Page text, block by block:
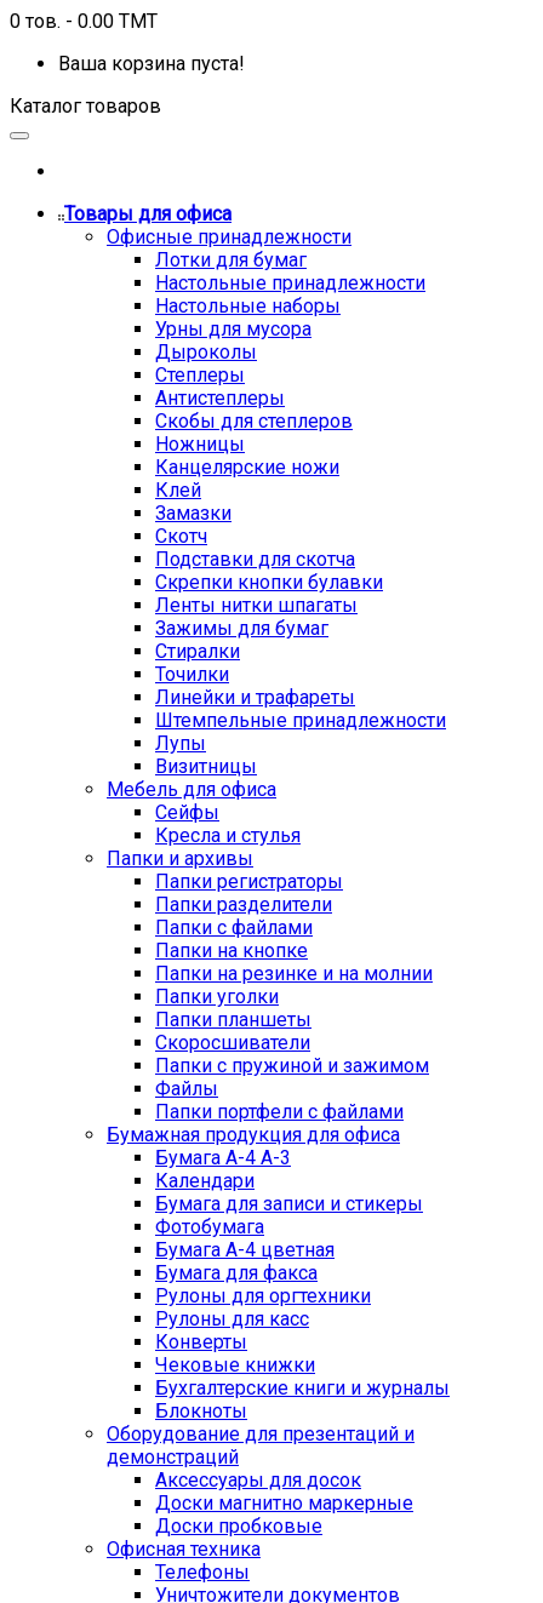
0 тов. - 0.00 TMT
Ваша корзина пуста!
Каталог товаров
Товары для офиса
Офисные принадлежности
Лотки для бумаг
Настольные принадлежности
Настольные наборы
Урны для мусора
Дыроколы
Степлеры
Антистеплеры
Скобы для степлеров
Ножницы
Канцелярские ножи
Клей
Замазки
Скотч
Подставки для скотча
Скрепки кнопки булавки
Ленты нитки шпагаты
Зажимы для бумаг
Стиралки
Точилки
Линейки и трафареты
Штемпельные принадлежности
Лупы
Визитницы
Мебель для офиса
Сейфы
Кресла и стулья
Папки и архивы
Папки регистраторы
Папки разделители
Папки с файлами
Папки на кнопке
Папки на резинке и на молнии
Папки уголки
Папки планшеты
Скоросшиватели
Папки с пружиной и зажимом
Файлы
Папки портфели с файлами
Бумажная продукция для офиса
Бумага А-4 А-3
Календари
Бумага для записи и стикеры
Фотобумага
Бумага А-4 цветная
Бумага для факса
Рулоны для оргтехники
Рулоны для касс
Конверты
Чековые книжки
Бухгалтерские книги и журналы
Блокноты
Оборудование для презентаций и
демонстраций
Аксессуары для досок
Доски магнитно маркерные
Доски пробковые
Офисная техника
Телефоны
Уничтожители документов